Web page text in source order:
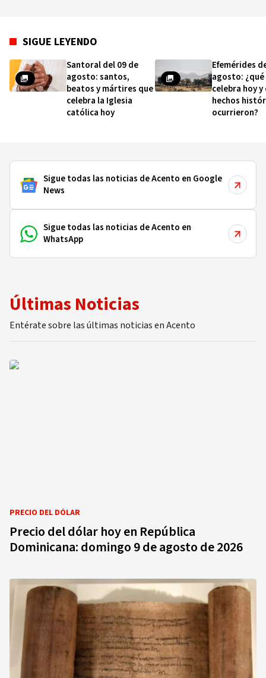
SIGUE LEYENDO
Santoral del 09 de
agosto: santos,
beatos y mártires que
celebra la Iglesia
católica hoy
Efemérides
agosto: ¿qué
celebra hoy y
hechos
ocurrieron?
Sigue todas las noticias de Acento en Google
News
Sigue todas las noticias de Acento en
WhatsApp